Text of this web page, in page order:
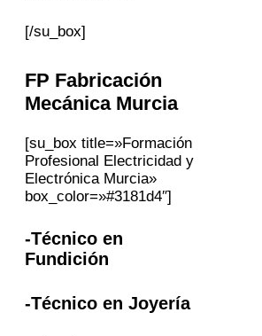
[/su_box]
FP Fabricación
Mecánica Murcia
[su_box title=»Formación
Profesional Electricidad y
Electrónica Murcia»
box_color=»#3181d4″]
-Técnico en
Fundición
-Técnico en Joyería